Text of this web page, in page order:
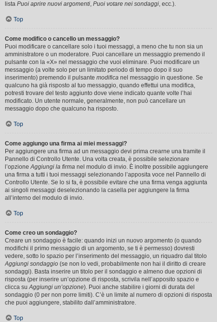
lista Puoi aprire nuovi argomenti, Puoi votare nei sondaggi, ecc.).
Top
Come modifico o cancello un messaggio?
Puoi modificare o cancellare solo i tuoi messaggi, a meno che tu non sia un
amministratore o un moderatore. Puoi cancellare un messaggio premendo il
pulsante con la «X» nel messaggio che vuoi eliminare. Puoi modificare un
messaggio (a volte solo per un limitato periodo di tempo dopo il suo
inserimento) premendo il pulsante modifica nel messaggio in questione. Se
qualcuno ha già risposto al tuo messaggio, quando effettui una modifica,
potresti trovare del testo aggiunto dove viene indicato quante volte l’hai
modificato. Un utente normale, generalmente, non può cancellare un
messaggio dopo che qualcuno ha risposto.
Top
Come aggiungo una firma ai miei messaggi?
Per aggiungere una firma ad un messaggio devi prima crearne una tramite il
Pannello di Controllo Utente. Una volta creata, è possibile selezionare
l’opzioneAggiungi la firma nel modulo di invio. È inoltre possibile aggiungere
una firma a tutti i tuoi messaggi selezionando l’apposita voce nel Pannello di
Controllo Utente. Se lo si fa, è possibile evitare che una firma venga aggiunta
ai singoli messaggi deselezionando la casella per aggiungere la firma
all’interno del modulo di invio.
Top
Come creo un sondaggio?
Creare un sondaggio è facile: quando inizi un nuovo argomento (o quando
modifichi il primo messaggio di un argomento, se ti è permesso) dovresti
vedere, sotto lo spazio per l’inserimento del messaggio, un riquadro dal titolo
Aggiungi sondaggio (se non lo vedi, probabilmente non hai il diritto di creare
sondaggi). Basta inserire un titolo per il sondaggio e almeno due opzioni di
risposta (per inserire un’opzione di risposta, scrivila nell’apposito spazio e
clicca suAggiungi un’opzione). Puoi anche stabilire i giorni di durata del
sondaggio (0 per non porre limiti). C’è un limite al numero di opzioni di risposta
che puoi aggiungere, stabilito dall’amministratore.
Top